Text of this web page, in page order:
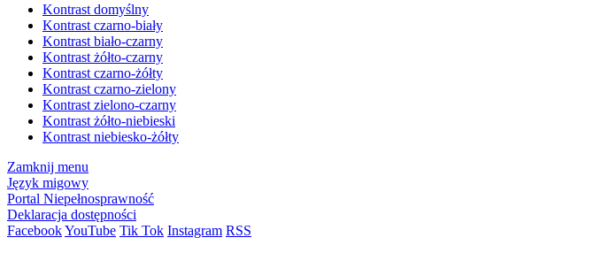
Kontrast domyślny
Kontrast czarno-biały
Kontrast biało-czarny
Kontrast żółto-czarny
Kontrast czarno-żółty
Kontrast czarno-zielony
Kontrast zielono-czarny
Kontrast żółto-niebieski
Kontrast niebiesko-żółty
Zamknij menu
Język migowy
Portal Niepełnosprawność
Deklaracja dostępności
FacebookYouTube Tik Tok Instagram RSS